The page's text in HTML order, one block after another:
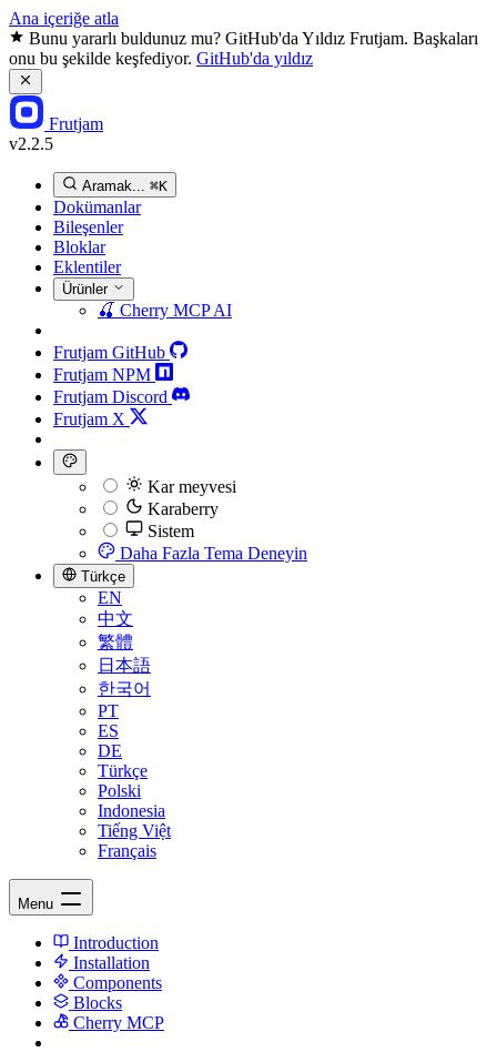
Ana içeriğe atla
Bunu yararlı buldunuz mu? GitHub'da Yıldız Frutjam. Başkaları
onu bu şekilde keşfediyor. GitHub'da yıldız
Frutjam
v2.2.5
Aramak... ⌘K
Dokümanlar
Bileşenler
Bloklar
Eklentiler
Ürünler
🍒 Cherry MCPAI
Frutjam GitHub
Frutjam NPM
Frutjam Discord
Frutjam X
Kar meyvesi
Karaberry
Sistem
Daha Fazla Tema Deneyin
Türkçe
EN
中文
繁體
日本語
한국어
PT
ES
DE
Türkçe
Polski
Indonesia
Tiếng Việt
Français
Menu
Introduction
Installation
Components
Blocks
Cherry MCP